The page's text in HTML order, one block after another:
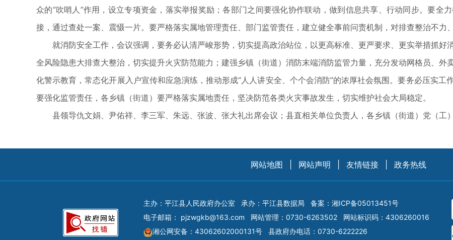
众的“吹哨人”作用，设立专项资金，落实举报奖励；各部门之间要强化协作联动，做到信息共享、行动同步。要全
接，通过查处一案、震慑一片。要严格落实属地管理责任、部门监管责任，建立健全事前问责机制，对排查整治不力
就消防安全工作，会议强调，要务必认清严峻形势，切实提高政治站位，以更高标准、更严要求、更实举措抓好
全风险隐患大排查大整治，切实提升火灾防范能力；建强乡镇（街道）消防末端消防监管力量，充分发动网格员、外
化警示教育，常态化开展入户宣传和应急演练，推动形成“人人讲安全、个个会消防”的浓厚社会氛围。要务必压实工
要强化监管责任，各乡镇（街道）要严格落实属地责任，坚决防范各类火灾事故发生，切实维护社会大局稳定。
县领导仇文娟、尹佑祥、李三军、朱远、张波、张大礼出席会议；县直相关单位负责人，各乡镇（街道）党（工
网站地图 网站声明 友情链接 政务热线
主办：平江县人民政府办公室 承办：平江县数据局 备案： 湘ICP备05013451号
电子邮箱： pjzwgkb@163.com 网站管理：0730-6263502
网站标识码：4306260016
湘公网安备：43062602000131号
县政府办电话：0730-6222226